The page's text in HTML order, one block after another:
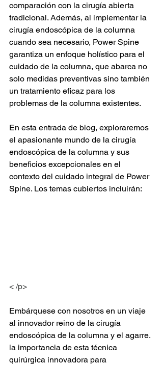
comparación con la cirugía abierta
tradicional. Además, al implementar la
cirugía endoscópica de la columna
cuando sea necesario, Power Spine
garantiza un enfoque holístico para el
cuidado de la columna, que abarca no
solo medidas preventivas sino también
un tratamiento eficaz para los
problemas de la columna existentes.
En esta entrada de blog, exploraremos
el apasionante mundo de la cirugía
endoscópica de la columna y sus
beneficios excepcionales en el
contexto del cuidado integral de Power
Spine. Los temas cubiertos incluirán:
< /p>
Embárquese con nosotros en un viaje
al innovador reino de la cirugía
endoscópica de la columna y el agarre.
la importancia de esta técnica
quirúrgica innovadora para